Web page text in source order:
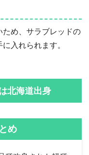
め、サラブレッドの
入れられます。
北海道出身
め